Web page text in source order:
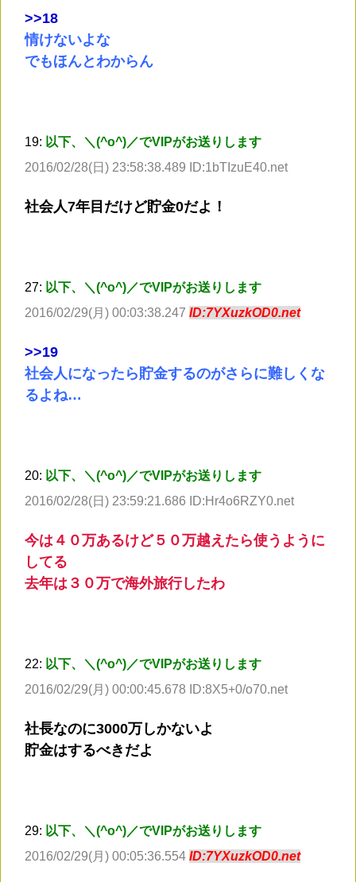
>>18
情けないよな
でもほんとわからん
19: 以下、＼(^o^)／でVIPがお送りします
2016/02/28(日) 23:58:38.489 ID:1bTIzuE40.net
社会人7年目だけど貯金0だよ！
27: 以下、＼(^o^)／でVIPがお送りします
2016/02/29(月) 00:03:38.247 ID:7YXuzkOD0.net
>>19
社会人になったら貯金するのがさらに難しくな
るよね…
20: 以下、＼(^o^)／でVIPがお送りします
2016/02/28(日) 23:59:21.686 ID:Hr4o6RZY0.net
今は４０万あるけど５０万越えたら使うように
してる
去年は３０万で海外旅行したわ
22: 以下、＼(^o^)／でVIPがお送りします
2016/02/29(月) 00:00:45.678 ID:8X5+0/o70.net
社長なのに3000万しかないよ
貯金はするべきだよ
29: 以下、＼(^o^)／でVIPがお送りします
2016/02/29(月) 00:05:36.554 ID:7YXuzkOD0.net